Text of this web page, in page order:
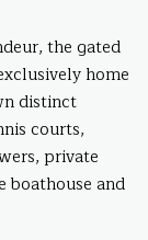
the gated
home
distinct
courts,
private
boathouse and